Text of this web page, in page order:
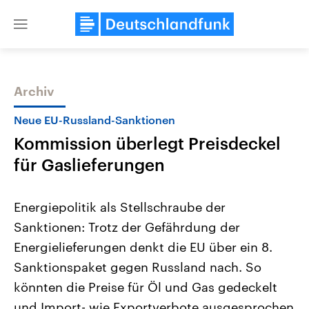
Close
Themen
Landtagswahl Sachsen-Anhalt
2026
Alle Informationen
Sachsen-Anhalt wählt am 6.
September 2026 einen neuen
Landtag. Seit 2021 wird das
Bundesland von einer Koalition aus
USA
Aktuelle Beiträge,
Hintergründe
Wirtschaftlich und
gehören die Vereinigten
den mächtigsten Ländern
mit großem Einfluss auf
Archiv
Neue EU-Russland-Sanktionen
Kommission überlegt Preisdeckel
für Gaslieferungen
Energiepolitik als Stellschraube der
Sanktionen: Trotz der Gefährdung der
Energielieferungen denkt die EU über ein 8.
Sanktionspaket gegen Russland nach. So
könnten die Preise für Öl und Gas gedeckelt